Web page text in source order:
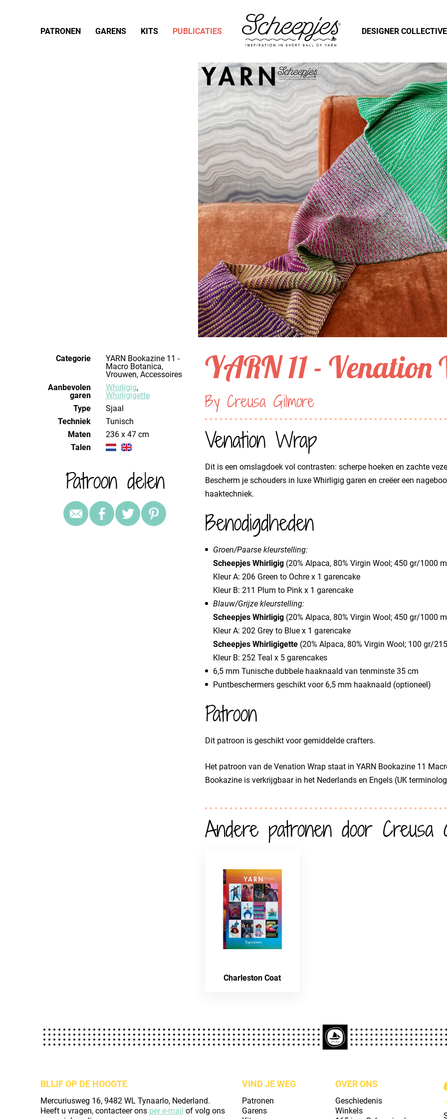
Categorie
YARN Bookazine 11 -
Macro Botanica,
Vrouwen, Accessoires
Aanbevolen
garen
Whirligig,
Whirligigette
Type
Sjaal
Techniek
tunisch
Maten
236 x 47 cm
Talen
Patroon delen
YARN 11 -
By Creusa Gilmore
Venation Wrap
Dit is een omslagdoek vol contrasten: scherpe hoeken en zachte
Bescherm je schouders in luxe Whirligig garen en creëer een
haaktechniek.
Benodigdheden
Groen/Paarse kleurstelling:
Scheepjes Whirligig (20% Alpaca, 80% Virgin Wool; 450 gr/1000
Kleur A: 206 Green to Ochre x 1 garencake
Kleur B: 211 Plum to Pink x 1 garencake
Blauw/Grijze kleurstelling:
Scheepjes Whirligig(20% Alpaca, 80% Virgin Wool; 450 gr/1000
Kleur A: 202 Grey to Blue x 1 garencake
Scheepjes Whirligigette (20% Alpaca, 80% Virgin Wool; 100 gr/
Kleur B: 252 Teal x 5 garencakes
6,5 mm Tunische dubbele haaknaald van tenminste 35 cm
Puntbeschermers geschikt voor 6,5 mm haaknaald (optioneel)
Patroon
Dit patroon is geschikt voor gemiddelde crafters.
Het patroon van de Venation Wrap staat in YARN Bookazine 11
Bookazine is verkrijgbaar in het Nederlands en Engels (UK
Andere patronen door Creusa
Charleston Coat
BLIJF OP DE HOOGTE
Mercuriusweg 16, 9482 WL Tynaarlo, Nederland.
Heeft u vragen, contacteer ons per e-mail of volg ons
VIND JE WEG
Patronen
Garens
OVER ONS
Geschiedenis
Winkels
PATRONEN GARENS KITS PUBLICATIES DESIGNER COLLECTIVE